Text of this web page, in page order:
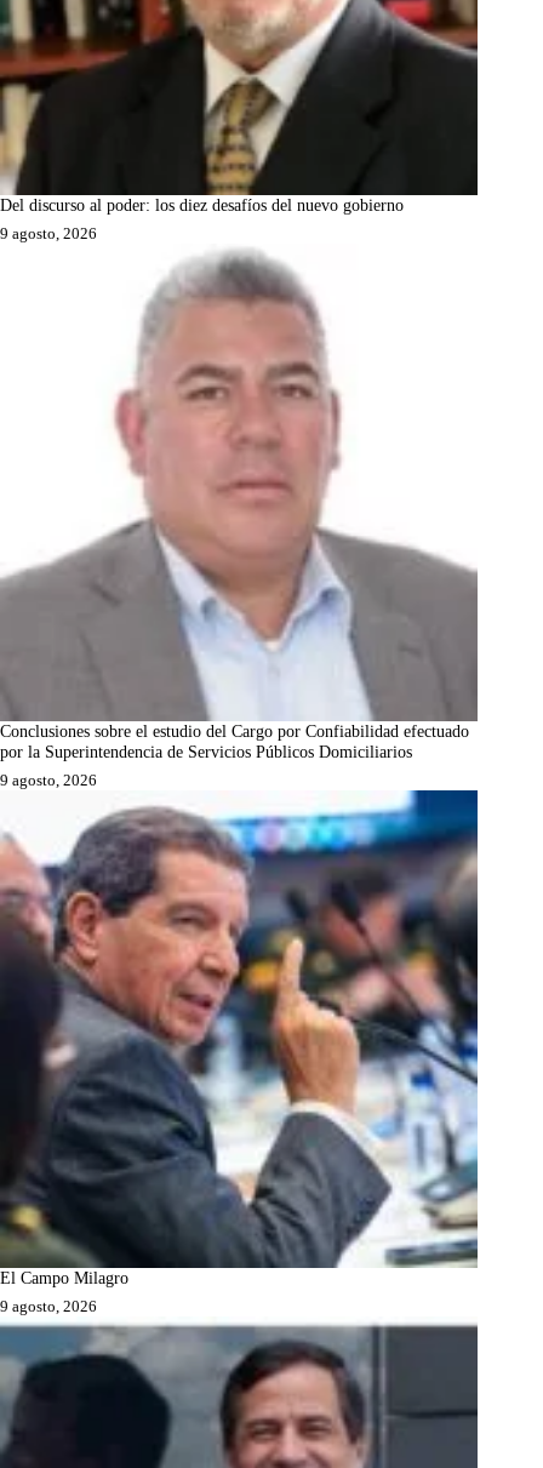
Del discurso al poder: los diez desafíos del nuevo gobierno
9 agosto, 2026
Conclusiones sobre el estudio del Cargo por Confiabilidad efectuado
por la Superintendencia de Servicios Públicos Domiciliarios
9 agosto, 2026
El Campo Milagro
9 agosto, 2026